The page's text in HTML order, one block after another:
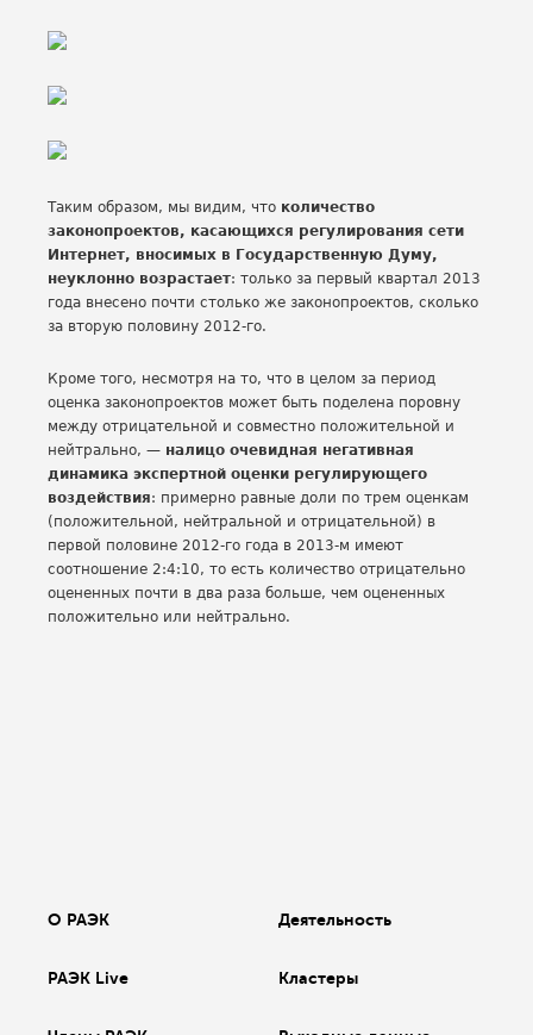
Таким образом, мы видим, что количество
законопроектов, касающихся регулирования сети
Интернет, вносимых в Государственную Думу,
неуклонно возрастает: только за первый квартал 2013
года внесено почти столько же законопроектов, сколько
за вторую половину 2012-го.
Кроме того, несмотря на то, что в целом за период
оценка законопроектов может быть поделена поровну
между отрицательной и совместно положительной и
нейтрально, — налицо очевидная негативная
динамика экспертной оценки регулирующего
воздействия: примерно равные доли по трем оценкам
(положительной, нейтральной и отрицательной) в
первой половине 2012-го года в 2013-м имеют
соотношение 2:4:10, то есть количество отрицательно
оцененных почти в два раза больше, чем оцененных
положительно или нейтрально.
О РАЭК Деятельность
РАЭК Live Кластеры